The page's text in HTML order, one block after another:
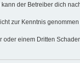
der Betreiber dich
zur Kenntnis
oder einem Dritten